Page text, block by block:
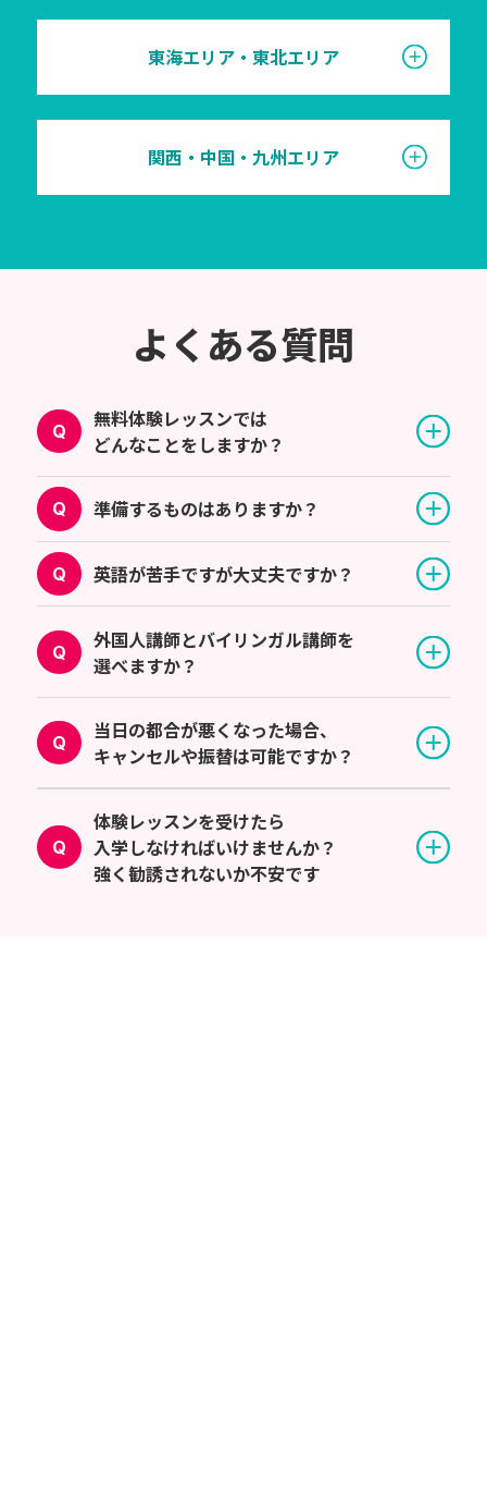
東海エリア・東北エリア
関西・中国・九州エリア
よくある質問
無料体験レッスンでは
どんなことをしますか？
準備するものはありますか？
英語が苦手ですが大丈夫ですか？
外国人講師とバイリンガル講師を
選べますか？
当日の都合が悪くなった場合、
キャンセルや振替は可能ですか？
体験レッスンを受けたら
入学しなければいけませんか？
強く勧誘されないか不安です